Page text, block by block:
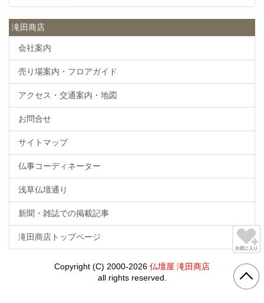
滝田商店
会社案内
売り場案内・フロアガイド
アクセス・交通案内・地図
お問合せ
サイトマップ
仏事コーディネーター
浅草仏壇通り
新聞・雑誌での掲載記事
滝田商店トップページ
Copyright (C) 2000-2026 仏壇屋 滝田商店
all rights reserved.